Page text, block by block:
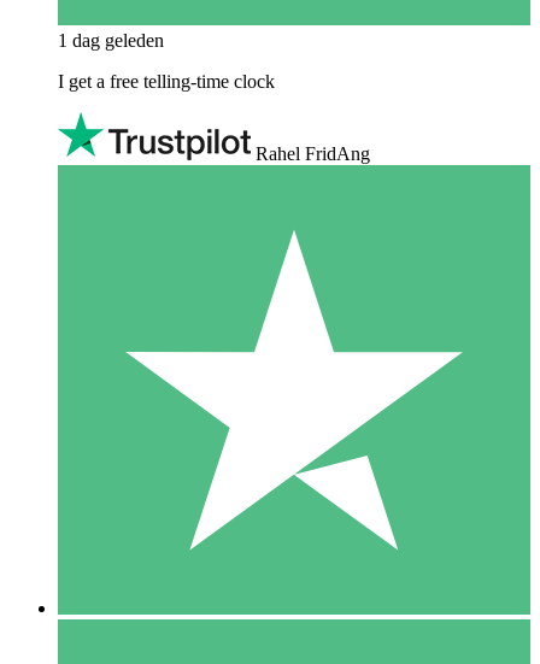
1 dag geleden
I get a free telling-time clock
Rahel FridAng